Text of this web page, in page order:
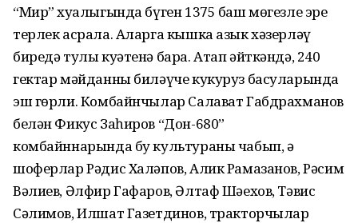
“Мир” хуҗалыгында бүген 1375 баш мөгезле эре
терлек асрала. Аларга кышка азык хәзерләү
биредә тулы куәтенә бара. Атап әйткәндә, 240
гектар мәйданны биләүче кукуруз басуларында
эш гөрли. Комбайнчылар Салават Габдрахманов
белән Фикус Заһиров “Дон-680”
комбайннарында бу культураны чабып, ә
шоферлар Рәдис Халәпов, Алик Рамазанов, Рәсим
Вәлиев, Әлфир Гафаров, Әлтаф Шәехов, Тәвис
Сәлимов, Илшат Газетдинов, тракторчылар